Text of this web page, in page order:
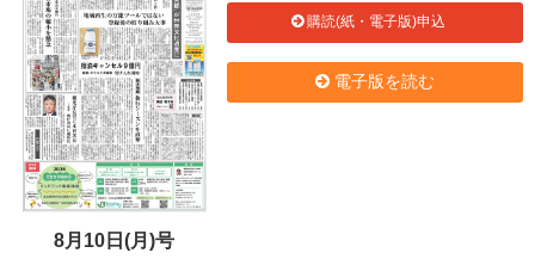
8月10日(月)号
購読(紙・電子版)申込
電子版を読む